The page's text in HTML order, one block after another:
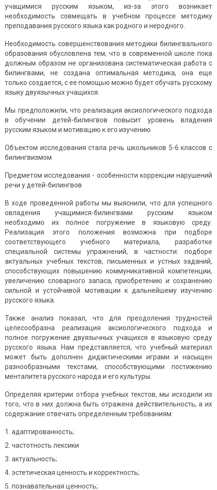
учащимися русским языком, из-за этого возникает
необходимость совмещать в учебном процессе методику
преподавания русского языка как родного и неродного.
Необходимость совершенствования методики билингвального
образования обусловлена тем, что в современной школе пока
должным образом не организована систематическая работа с
билингвами, не создана оптимальная методика, она еще
только создается, с ее помощью можно будет обучать русскому
языку двуязычных учащихся.
Мы предположили, что реализация аксиологического подхода
в обучении детей-билингвов повысит уровень владения
русским языком и мотивацию к его изучению
Объектом исследования стала речь школьников 5-6 классов с
билингвизмом
Предметом исследования - особенности коррекции нарушений
речи у детей-билингвов
В ходе проведенной работы мы выяснили, что для успешного
овладения учащимися-билингвами русским языком
необходимо их полное погружение в языковую среду.
Реализация этого положения возможна при подборе
соответствующего учебного материала, разработке
специальной системы упражнений, в частности: подборе
актуальных учебных текстов, письменных и устных заданий,
способствующих повышению коммуникативной компетенции,
увеличению словарного запаса, приобретению и сохранению
сильной и устойчивой мотивации к дальнейшему изучению
русского языка.
Также анализ показал, что для преодоления трудностей
целесообразна реализация аксиологического подхода и
полное погружение двуязычных учащихся в языковую среду
русского языка. Нам представляется, что учебный материал
может быть дополнен дидактическими играми и насыщен
разнообразными текстами, способствующими постижению
менталитета русского народа и его культуры.
Определяя критерии отбора учебных текстов, мы исходили из
того, что в них должна быть отражена действительность, а их
содержание отвечать определенным требованиям:
адаптированность;
частотность лексики
актуальность;
эстетическая ценность и корректность;
познавательная ценность;